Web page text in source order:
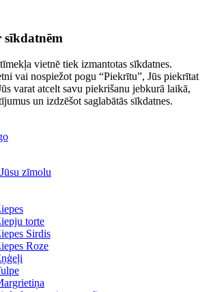
sīkdatnēm
vietnē tiek izmantotas sīkdatnes.
vai nospiežot pogu “Piekrītu”, Jūs piekrītat
varat atcelt savu piekrišanu jebkurā laikā,
un izdzēšot saglabātās sīkdatnes.
zīmolu
torte
Sirdis
Roze